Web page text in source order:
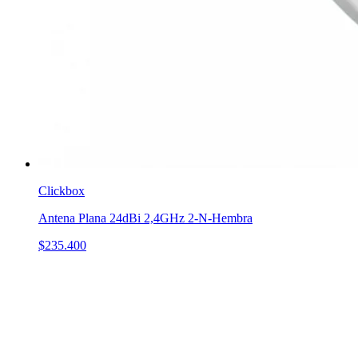
Clickbox
Antena Plana 24dBi 2,4GHz 2-N-Hembra
$235.400